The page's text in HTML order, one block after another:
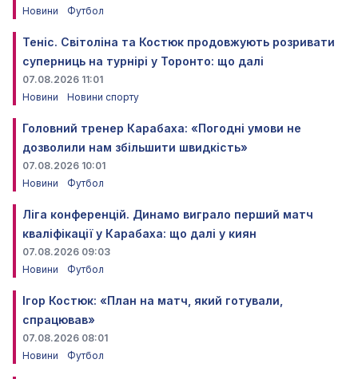
Новини
Футбол
Теніс. Світоліна та Костюк продовжують розривати
суперниць на турнірі у Торонто: що далі
07.08.2026 11:01
Новини
Новини спорту
Головний тренер Карабаха: «Погодні умови не
дозволили нам збільшити швидкість»
07.08.2026 10:01
Новини
Футбол
Ліга конференцій. Динамо виграло перший матч
кваліфікації у Карабаха: що далі у киян
07.08.2026 09:03
Новини
Футбол
Ігор Костюк: «План на матч, який готували,
спрацював»
07.08.2026 08:01
Новини
Футбол